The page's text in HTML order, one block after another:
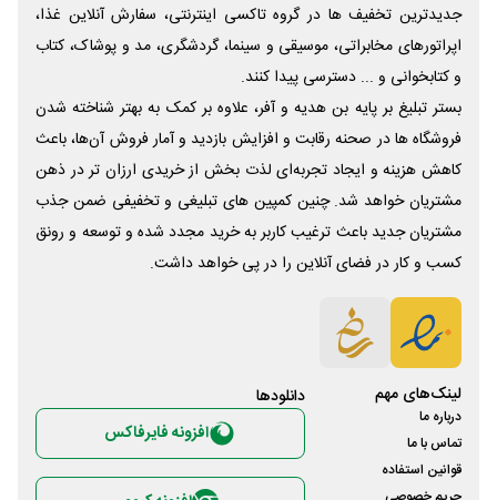
جدیدترین تخفیف ها در گروه تاکسی اینترنتی، سفارش آنلاین غذا،
اپراتورهای مخابراتی، موسیقی و سینما، گردشگری، مد و پوشاک، کتاب
و کتابخوانی و ... دسترسی پیدا کنند.
بستر تبلیغ بر پایه بن هدیه و آفر، علاوه بر کمک به بهتر شناخته شدن
فروشگاه ها در صحنه رقابت و افزایش بازدید و آمار فروش آن‌ها، باعث
کاهش هزینه و ایجاد تجربه‌ای لذت بخش از خریدی ارزان تر در ذهن
مشتریان خواهد شد. چنین کمپین های تبلیغی و تخفیفی ضمن جذب
مشتریان جدید باعث ترغیب کاربر به خرید مجدد شده و توسعه و رونق
کسب و کار در فضای آنلاین را در پی خواهد داشت.
لینک‌های مهم
درباره ما
تماس با ما
قوانین استفاده
دانلود‌ها
افزونه فایرفاکس